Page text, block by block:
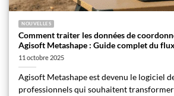
NOUVELLES
Comment traiter les données de
Agisoft Metashape : Guide complet du
11 octobre 2025
Agisoft Metashape est devenu le logiciel
professionnels qui souhaitent